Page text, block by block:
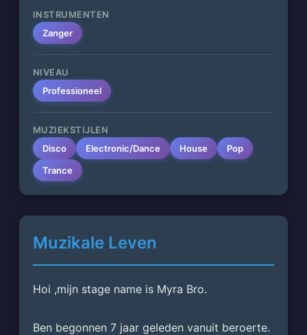
INSTRUMENTEN
Zanger
NIVEAU
Professioneel
MUZIEKSTIJLEN
Disco
Electronic/Dance House
Pop
Trance
Muzikale Leven
Hoi ,mijn stage name is Myra Bro.
Ben begonnen 7 jaar geleden vanuit beroerte.